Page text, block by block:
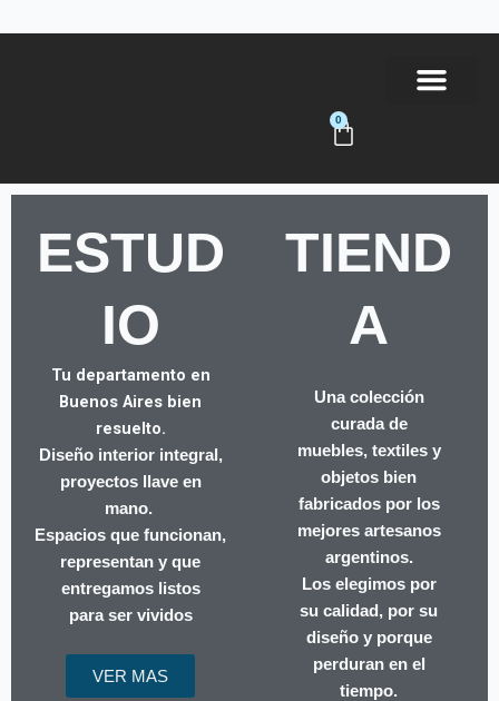
al
0
Carrito
ESTUD
IO
Tu departamento en
Buenos Aires bien
resuelto.
Diseño interior integral,
proyectos llave en
mano.
Espacios que funcionan,
representan y que
entregamos listos
para ser vividos
VER MAS
TIEND
A
Una colección
curada de
muebles, textiles y
objetos bien
fabricados por los
mejores artesanos
argentinos.
Los elegimos por
su calidad, por su
diseño y porque
perduran en el
tiempo.